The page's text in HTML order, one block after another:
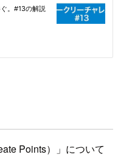
Points）」について